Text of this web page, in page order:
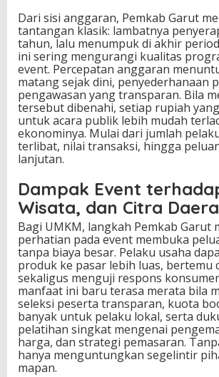
Dari sisi anggaran, Pemkab Garut
tantangan klasik: lambatnya
tahun, lalu menumpuk di akhir
ini sering mengurangi kualitas
event. Percepatan anggaran
matang sejak dini, penyederhanaan
pengawasan yang transparan. Bila
tersebut dibenahi, setiap rupiah
untuk acara publik lebih mudah
ekonominya. Mulai dari jumlah
terlibat, nilai transaksi, hingga
lanjutan.
Dampak Event
Wisata, dan Citra
Bagi UMKM, langkah Pemkab Garut
perhatian pada event membuka
tanpa biaya besar. Pelaku usaha
produk ke pasar lebih luas, bertemu
sekaligus menguji respons
manfaat ini baru terasa merata bila
seleksi peserta transparan, kuota
banyak untuk pelaku lokal, serta
pelatihan singkat mengenai
harga, dan strategi pemasaran.
hanya menguntungkan segelintir
mapan.